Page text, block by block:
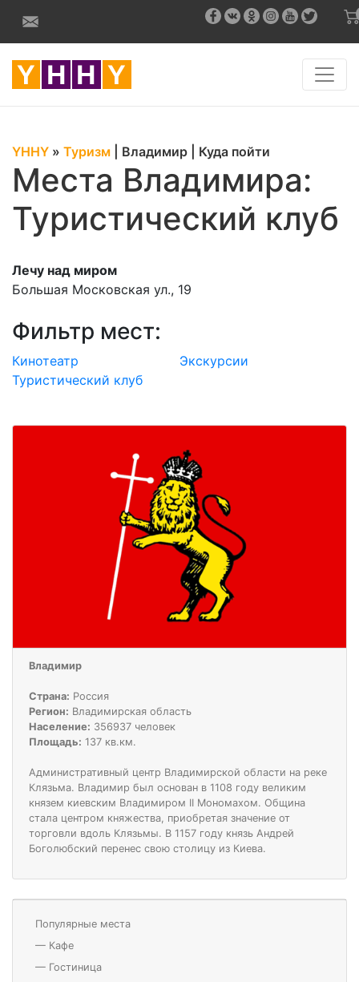
YHHY » Туризм Владимир Куда пойти
Места Владимира:
Туристический клуб
Лечу над миром
Большая Московская ул., 19
Фильтр мест:
Кинотеатр
Экскурсии
Туристический клуб
Владимир
Страна: Россия
Регион: Владимирская область
Население: 356937 человек
Площадь: 137 кв.км.
Административный центр Владимирской области на реке
Клязьма. Владимир был основан в 1108 году великим
князем киевским Владимиром II Мономахом. Община
стала центром княжества, приобретая значение от
торговли вдоль Клязьмы. В 1157 году князь Андрей
Боголюбский перенес свою столицу из Киева.
Популярные места
— Кафе
— Гостиница